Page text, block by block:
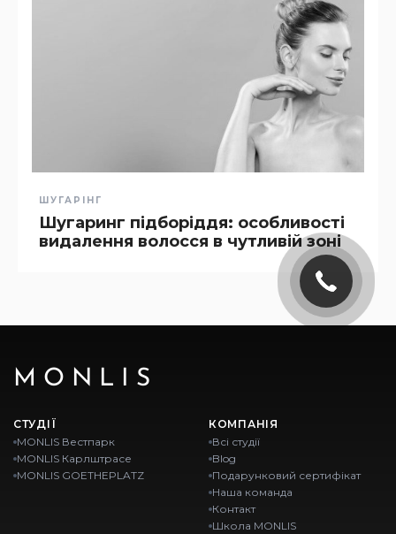
ШУГАРІНГ
Шугаринг підборіддя: особливості
видалення волосся в чутливій зоні
MONLIS
СТУДІЇ
MONLIS Вестпарк
MONLIS Карлштрасе
MONLIS GOETHEPLATZ
КОМПАНІЯ
Всі студії
Blog
Подарунковий сертифікат
Наша команда
Контакт
Школа MONLIS